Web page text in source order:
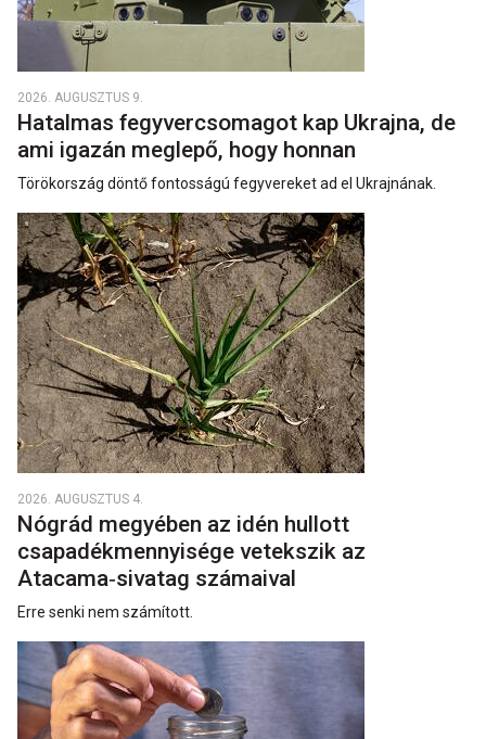
2026. AUGUSZTUS 9.
Hatalmas fegyvercsomagot kap Ukrajna, de
ami igazán meglepő, hogy honnan
Törökország döntő fontosságú fegyvereket ad el Ukrajnának.
2026. AUGUSZTUS 4.
Nógrád megyében az idén hullott
csapadékmennyisége vetekszik az
Atacama‑sivatag számaival
Erre senki nem számított.